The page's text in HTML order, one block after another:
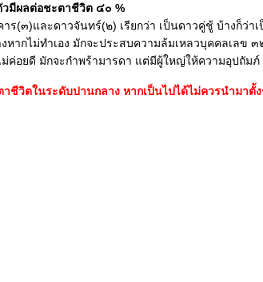
วมีผลต่อชะตาชีวิต ๔๐ %
ร(๓)และดาวจันทร์(๒) เรียกว่า เป็นดาวคู่ชู้ บ้างก็ว่
กไม่ทำเอง มักจะประสบความล้มเหลวบุคคลเลข
ค่อยดี มักจะกำพร้ามารดา แต่มีผู้ใหญ่ให้ความอุปถัม
ชีวิตในระดับปานกลาง หากเป็นไปได้ไม่ควรนำมาตั้